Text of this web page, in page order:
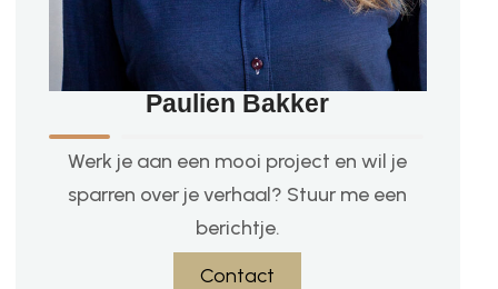
Paulien Bakker
Werk je aan een mooi project en wil je
sparren over je verhaal? Stuur me een
berichtje.
Contact